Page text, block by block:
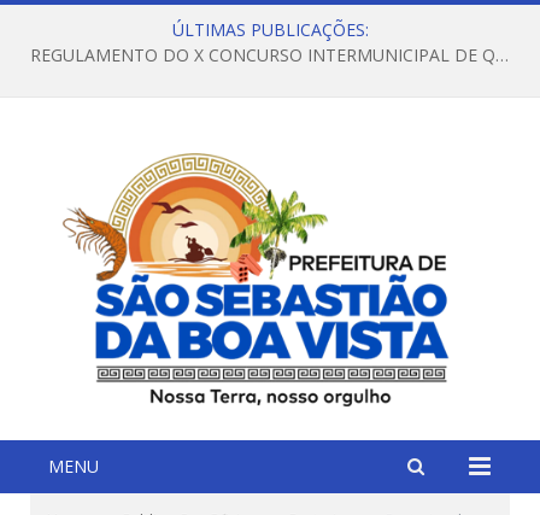
ÚLTIMAS PUBLICAÇÕES:
REGULAMENTO DO X CONCURSO INTERMUNICIPAL DE QUADRILHAS JUNINAS – 2026 – ARRAIÁ DA VENEZA
MENU